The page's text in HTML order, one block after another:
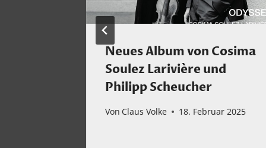
Neues Album von Cosima
Soulez Larivière und
Philipp Scheucher
Von Claus Volke 18. Februar 2025